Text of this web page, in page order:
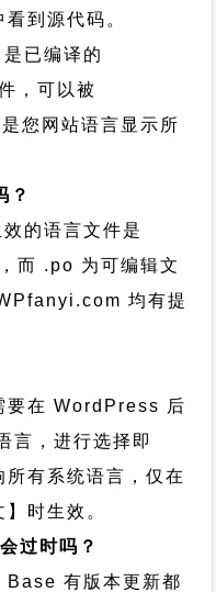
到源代码。
已编译的
，可以被
您网站语言显示所
？
的语言文件是
而 .po 为可编辑文
均有提
要在 WordPress 后
言，进行选择即
有系统语言，仅在
时生效。
过时吗？
有版本更新都